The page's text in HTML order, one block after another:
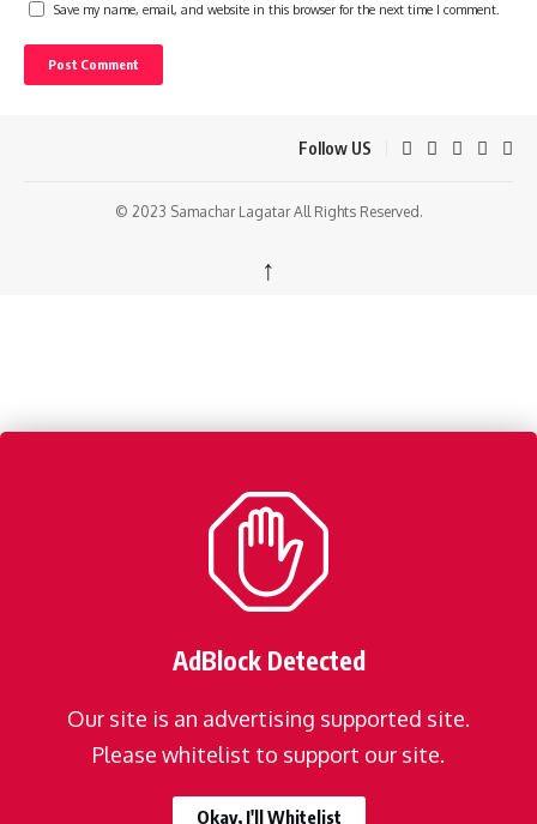
Save my name, email, and website in this browser for the next time I comment.
Follow US
© 2023 Samachar Lagatar All Rights Reserved.
↑
AdBlock Detected
Our site is an advertising supported site.
Please whitelist to support our site.
Okay, I'll Whitelist